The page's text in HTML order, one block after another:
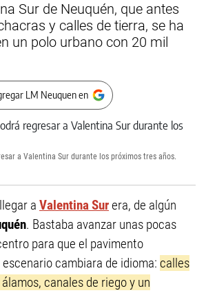
Sur de Neuquén, que antes
y calles de tierra, se ha
un polo urbano con 20 mil
LM Neuquen en
a Valentina Sur durante los próximos tres años.
a Valentina Surera, de algún
. Bastaba avanzar unas pocas
para que el pavimento
cambiara de idioma: calles
canales de riego y un